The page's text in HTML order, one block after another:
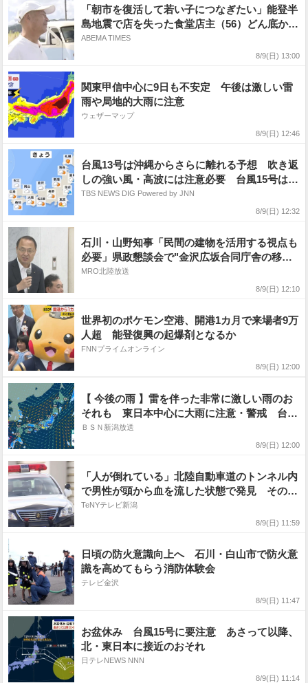
「朝市を復活して若い子につなぎたい」能登半
島地震で店を失った食堂店主（56）どん底から
キッチンカーで願う復活、災害で失った“若者
ABEMA TIMES
8/9(日) 13:00
関東甲信中心に9日も不安定 午後は激しい雷
雨や局地的大雨に注意
ウェザーマップ
8/9(日) 12:46
台風13号は沖縄からさらに離れる予想 吹き返
しの強い風・高波には注意必要 台風15号は今
後も西よりに進み11日か12日ごろに北日本・東
TBS NEWS DIG Powered by JNN
8/9(日) 12:32
石川・山野知事「民間の建物を活用する視点も
必要」県政懇談会で"金沢広坂合同庁舎の移転
に意欲"
MRO北陸放送
8/9(日) 12:10
世界初のポケモン空港、開港1カ月で来場者9万
人超 能登復興の起爆剤となるか
FNNプライムオンライン
8/9(日) 12:00
【 今後の雨 】雷を伴った非常に激しい雨のお
それも 東日本中心に大雨に注意・警戒 台風
15号は11日（火・祝）に東北へかなり接近へ
【14日（金）午後3時までの雨風シミュレーシ
ＢＳＮ新潟放送
8/9(日) 12:00
「人が倒れている」北陸自動車道のトンネル内
で男性が頭から血を流した状態で発見 その場
で死亡確認 窓から車外に投げ出されたか
TeNYテレビ新潟
8/9(日) 11:59
日頃の防火意識向上へ 石川・白山市で防火意
識を高めてもらう消防体験会
テレビ金沢
8/9(日) 11:47
お盆休み 台風15号に要注意 あさって以降、
北・東日本に接近のおそれ
日テレNEWS NNN
8/9(日) 11:14